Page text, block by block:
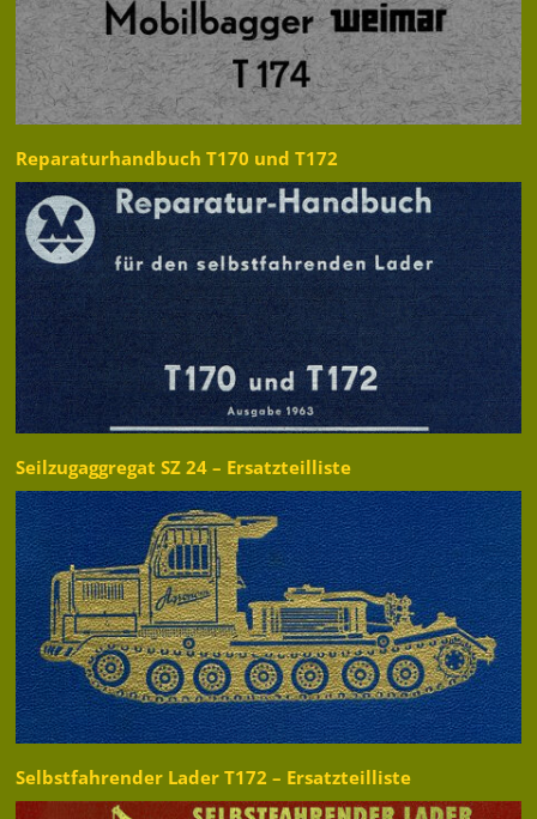
Reparaturhandbuch T170 und T172
Seilzugaggregat SZ 24 – Ersatzteilliste
Selbstfahrender Lader T172 – Ersatzteilliste